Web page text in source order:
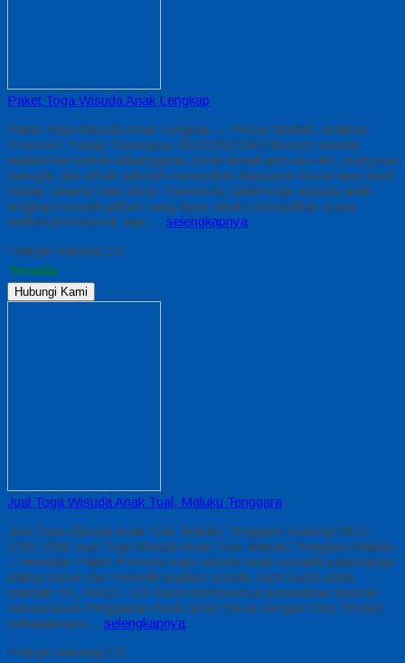
Paket Toga Wisuda Anak Lengkap
Paket Toga Wisuda Anak Lengkap — Pesan Mudah, Kualitas
Premium, Harga Terjangkau 081222821060 Momen wisuda
adalah hari penuh kebanggaan. Anak tampil percaya diri, orang tua
bahagia, dan pihak sekolah merasakan kepuasan besar atas hasil
belajar selama satu tahun. Karena itu, paket toga wisuda anak
lengkap menjadi pilihan yang tepat untuk memastikan acara
terlihat profesional, rapi,… selengkapnya
*Harga Hubungi CS
Tersedia
Hubungi Kami
Jual Toga Wisuda Anak Tual, Maluku Tenggara
Jual Toga Wisuda Anak Tual, Maluku Tenggara Hubungi 0812-
2282-1060 Jual Toga Wisuda Anak Tual, Maluku Tenggara Maluku
– Temukan Paket Promosi toga wisuda anak komplet pada harga
paling murah dan memiliki kualitas terbaik, kami kasih untuk
sekolah TK, PAUD , SD Kami memberinya penawaran Special
semua level Pengajaran Anak Umur Dasar dengan Fitur Produk
sebagaimana… selengkapnya
*Harga Hubungi CS